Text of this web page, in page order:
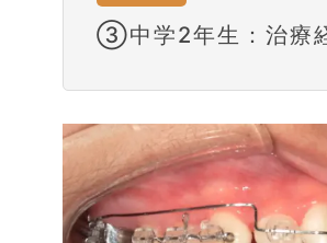
③中学2年生：治療